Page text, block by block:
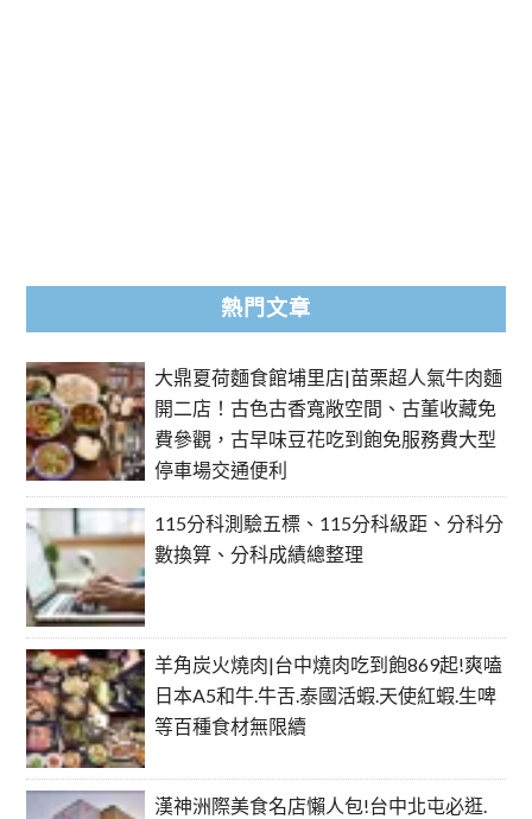
熱門文章
大鼎夏荷麵食館埔里店|苗栗超人氣牛肉麵
開二店！古色古香寬敞空間、古董收藏免
費參觀，古早味豆花吃到飽免服務費大型
停車場交通便利
115分科測驗五標、115分科級距、分科分
數換算、分科成績總整理
羊角炭火燒肉|台中燒肉吃到飽869起!爽嗑
日本A5和牛.牛舌.泰國活蝦.天使紅蝦.生啤
等百種食材無限續
漢神洲際美食名店懶人包!台中北屯必逛.